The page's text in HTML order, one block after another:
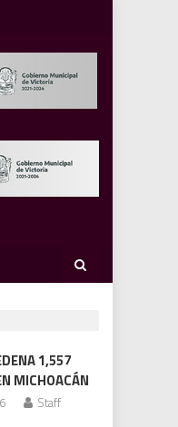
1,557
MICHOACÁN
Staff